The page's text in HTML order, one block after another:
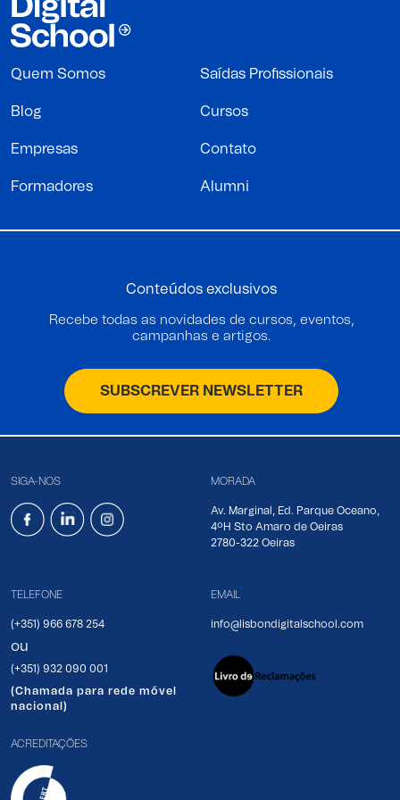
Quem Somos Saídas Profissionais
Blog Cursos
Empresas Contato
Formadores Alumni
Conteúdos exclusivos
Recebe todas as novidades de cursos, eventos,
campanhas e artigos.
SUBSCREVER NEWSLETTER
SIGA-NOS MORADA
Av. Marginal, Ed. Parque Oceano,
4ºH Sto Amaro de Oeiras
2780-322 Oeiras
TELEFONE
(+351) 966 678 254
ou
(+351) 932 090 001
(Chamada para rede móvel
nacional)
EMAIL
info@lisbondigitalschool.com
ACREDITAÇÕES